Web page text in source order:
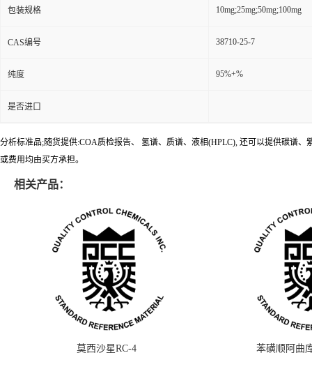
包装规格 10mg;25mg;50mg;100mg
CAS编号 38710-25-7
纯度 95%+%
是否进口
分析标准品;随货提供:COA质检报告、 氢谱、质谱、液相(HPLC), 还可以提供碳谱
或费用均由买方承担。
相关产品：
莫西沙星RC-4 苯磺顺阿曲